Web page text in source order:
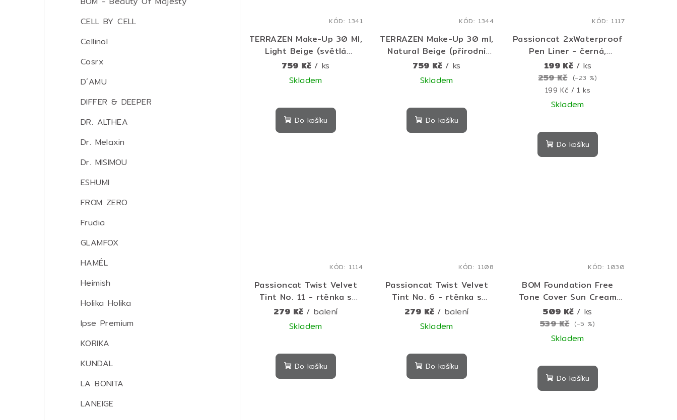
CELL BY CELL
Cellinol
Cosrx
D´AMU
DIFFER & DEEPER
DR. ALTHEA
Dr. Melaxin
Dr. MISIMOU
ESHUMI
FROM ZERO
Frudia
GLAMFOX
HAMÉL
Heimish
Holika Holika
Ipse Premium
KORIKA
KUNDAL
LA BONITA
LANEIGE
TERRAZEN Make-Up 30 Ml,
Light Beige (světlá
béžová) č.21 - luxusní
dlouhotrvající make-up s
protivráskovým účinkem
759 Kč / ks
Skladem
Do košíku
KÓD: 1341
TERRAZEN Make-Up 30 ml,
Natural Beige (přírodní
béžová) č.23 - luxusní
dlouhotrvající make-up s
protivráskovým účinkem
759 Kč / ks
Skladem
hodnocení
produktu
je
Do košíku
KÓD: 1344
Passioncat 2xWaterproof
Pen Liner - černá,
voděodolná, fixová oční
linka
199 Kč / ks
259 Kč (–23 %)
Měrná
cena:
199 Kč / 1 ks
Skladem
Do košíku
KÓD: 1117
Passioncat Twist Velvet
Tint No. 11 - rtěnka s
houbičkovým aplikátorem
č. 11
279 Kč / balení
Skladem
Do košíku
KÓD: 1114
Passioncat Twist Velvet
Tint No. 6 - rtěnka s
houbičkovým aplikátorem
č. 6
279 Kč / balení
Skladem
Do košíku
KÓD: 1108
BOM Foundation Free
Tone Cover Sun Cream
SPF50+ PA++++ 50 ml –
tónující SPF krém pro
sjednocenou a
rozzářenou pleť
509 Kč / ks
539 Kč (–5 %)
Skladem
Do košíku
KÓD: 1030